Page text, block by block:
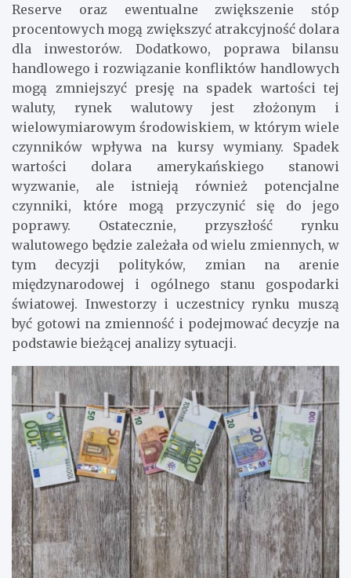
Reserve oraz ewentualne zwiększenie stóp
procentowych mogą zwiększyć atrakcyjność dolara
dla inwestorów. Dodatkowo, poprawa bilansu
handlowego i rozwiązanie konfliktów handlowych
mogą zmniejszyć presję na spadek wartości tej
waluty, rynek walutowy jest złożonym i
wielowymiarowym środowiskiem, w którym wiele
czynników wpływa na kursy wymiany. Spadek
wartości dolara amerykańskiego stanowi
wyzwanie, ale istnieją również potencjalne
czynniki, które mogą przyczynić się do jego
poprawy. Ostatecznie, przyszłość rynku
walutowego będzie zależała od wielu zmiennych, w
tym decyzji polityków, zmian na arenie
międzynarodowej i ogólnego stanu gospodarki
światowej. Inwestorzy i uczestnicy rynku muszą
być gotowi na zmienność i podejmować decyzje na
podstawie bieżącej analizy sytuacji.